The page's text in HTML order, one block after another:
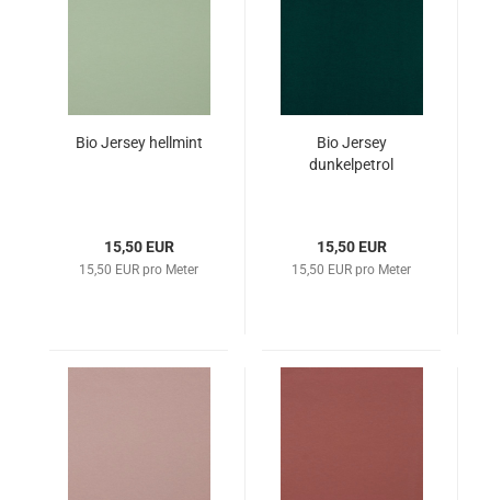
Bio Jersey hellmint
15,50 EUR
15,50 EUR pro Meter
Bio Jersey
dunkelpetrol
15,50 EUR
15,50 EUR pro Meter